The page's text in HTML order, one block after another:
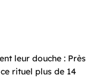
leur douche : Près
rituel plus de 14